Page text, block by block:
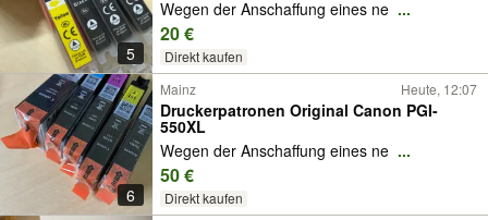
5
Wegen der Anschaffung eines ne ...
20 €
Direkt kaufen
6
Mainz Heute, 12:07
Druckerpatronen Original Canon PGI-
550XL
Wegen der Anschaffung eines ne ...
50 €
Direkt kaufen